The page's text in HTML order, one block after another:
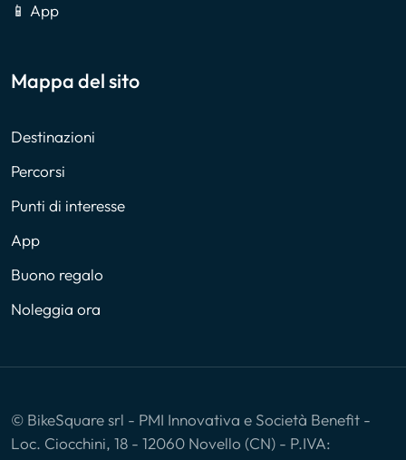
📱 App
Mappa del sito
Destinazioni
Percorsi
Punti di interesse
App
Buono regalo
Noleggia ora
© BikeSquare srl - PMI Innovativa e Società Benefit -
Loc. Ciocchini, 18 - 12060 Novello (CN) - P.IVA: